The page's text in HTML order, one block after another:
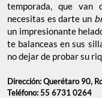
temporada, que van
necesitas es darte un
un impresionante
te balanceas en sus
no dejar de probar su
Dirección: Querétaro 90,
Teléfono: 55 6731 0264